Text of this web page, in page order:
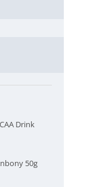
Drink
50g